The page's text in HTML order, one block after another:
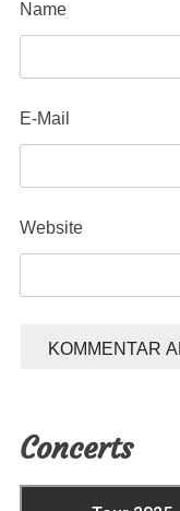
Name
E-Mail
Website
Concerts